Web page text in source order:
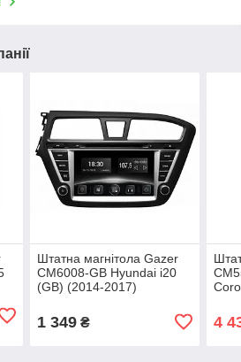
Штатна магнітола Gazer
CM6008-GB Hyundai i20
(GB) (2014-2017)
1 349₴ 4